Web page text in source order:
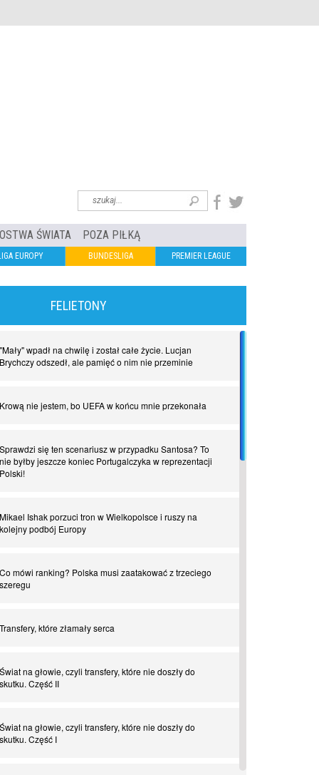
ŚWIATA POZA PIŁKĄ
EUROPY BUNDESLIGA PREMIER LEAGUE
FELIETONY
"Mały" wpadł na chwilę i został całe życie. Lucjan
Brychczy odszedł, ale pamięć o nim nie przeminie
Krową nie jestem, bo UEFA w końcu mnie przekonała
Sprawdzi się ten scenariusz w przypadku Santosa? To
nie byłby jeszcze koniec Portugalczyka w reprezentacji
Polski!
Mikael Ishak porzuci tron w Wielkopolsce i ruszy na
kolejny podbój Europy
Co mówi ranking? Polska musi zaatakować z trzeciego
szeregu
Transfery, które złamały serca
Świat na głowie, czyli transfery, które nie doszły do
skutku. Część II
Świat na głowie, czyli transfery, które nie doszły do
skutku. Część I